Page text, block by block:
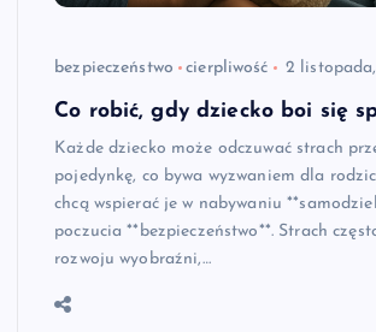
bezpieczeństwo cierpliwość 2
Co robić, gdy dziecko boi się
Każde dziecko może odczuwać strach
pojedynkę, co bywa wyzwaniem dla
chcą wspierać je w nabywaniu
poczucia **bezpieczeństwo**. Strach
rozwoju wyobraźni,…